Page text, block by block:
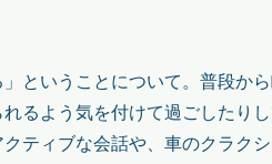
ということについて。普段か
れるよう気を付けて過ごしたり
ティブな会話や、車のクラク